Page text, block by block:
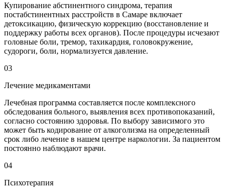
Купирование абстинентного синдрома, терапия
постабстинентных расстройств в Самаре включает
детоксикацию, физическую коррекцию (восстановление и
поддержку работы всех органов). После процедуры исчезают
головные боли, тремор, тахикардия, головокружение,
судороги, боли, нормализуется давление.
03
Лечение медикаментами
Лечебная программа составляется после комплексного
обследования больного, выявления всех противопоказаний,
согласно состоянию здоровья. По выбору зависимого это
может быть кодирование от алкоголизма на определенный
срок либо лечение в нашем центре наркологии. За пациентом
постоянно наблюдают врачи.
04
Психотерапия